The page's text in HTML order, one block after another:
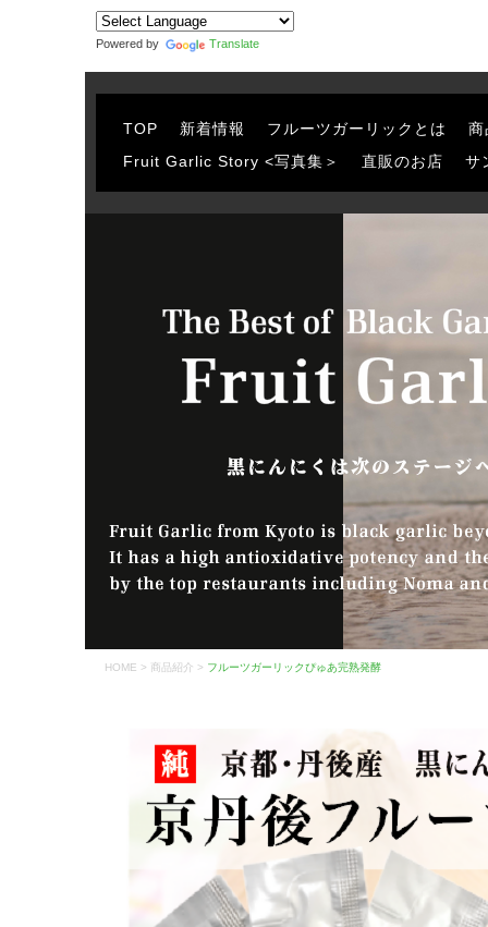
Powered by Translate
TOP 新着情報 フルーツガーリックとは
商
Fruit Garlic Story <写真集＞
直販のお店 サ
HOME > 商品紹介 > フルーツガーリックぴゅあ完熟発酵